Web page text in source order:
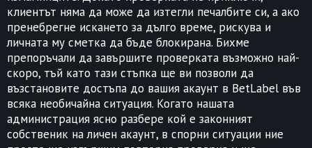
клиентът няма да може да изтегли печалбите си, а ако
пренебрегне искането за дълго време, рискува и
личната му сметка да бъде блокирана. Бихме
препоръчали да завършите проверката възможно най-
скоро, тъй като тази стъпка ще ви позволи да
възстановите достъпа до вашия акаунт в BetLabel във
всяка необичайна ситуация. Когато нашата
администрация ясно разбере кой е законният
собственик на личен акаунт, в спорни ситуации ние